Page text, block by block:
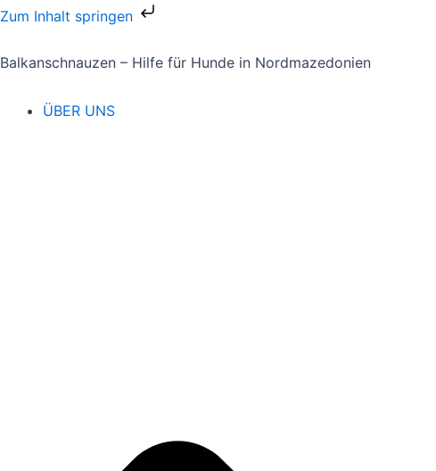
Zum Inhalt springen
Zum
springen
Balkanschnauzen – Hilfe für Hunde in Nordmazedonien
ÜBER UNS